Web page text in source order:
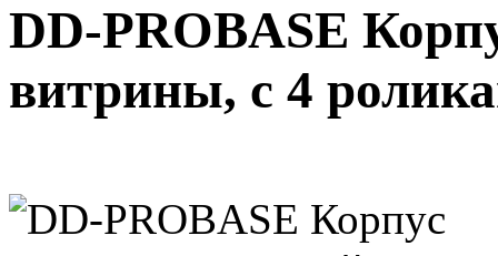
DD-PROBASE
витрины, с 4